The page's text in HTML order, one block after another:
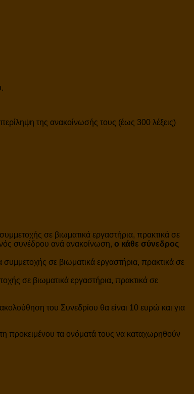
της ανακοίνωσής τους (έως 300 λέξεις)
σε βιωματικά εργαστήρια, πρακτικά σε
συνέδρου ανά ανακοίνωση, ο κάθε σύνεδρος
σε βιωματικά εργαστήρια, πρακτικά σε
σε βιωματικά εργαστήρια, πρακτικά σε
του Συνεδρίου θα είναι 10 ευρώ και για
προκειμένου τα ονόματά τους να καταχωρηθούν